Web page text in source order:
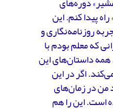
پیدا کنم. این
روزنامه‌نگاری و
که معلم بودم با
همه داستان‌های این
اگر در این
من در زمان‌های
است. این را هم